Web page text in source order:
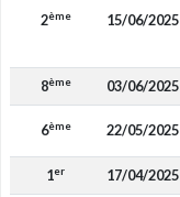
2ème 15/06/2025
8ème 03/06/2025
6ème 22/05/2025
1er 17/04/2025